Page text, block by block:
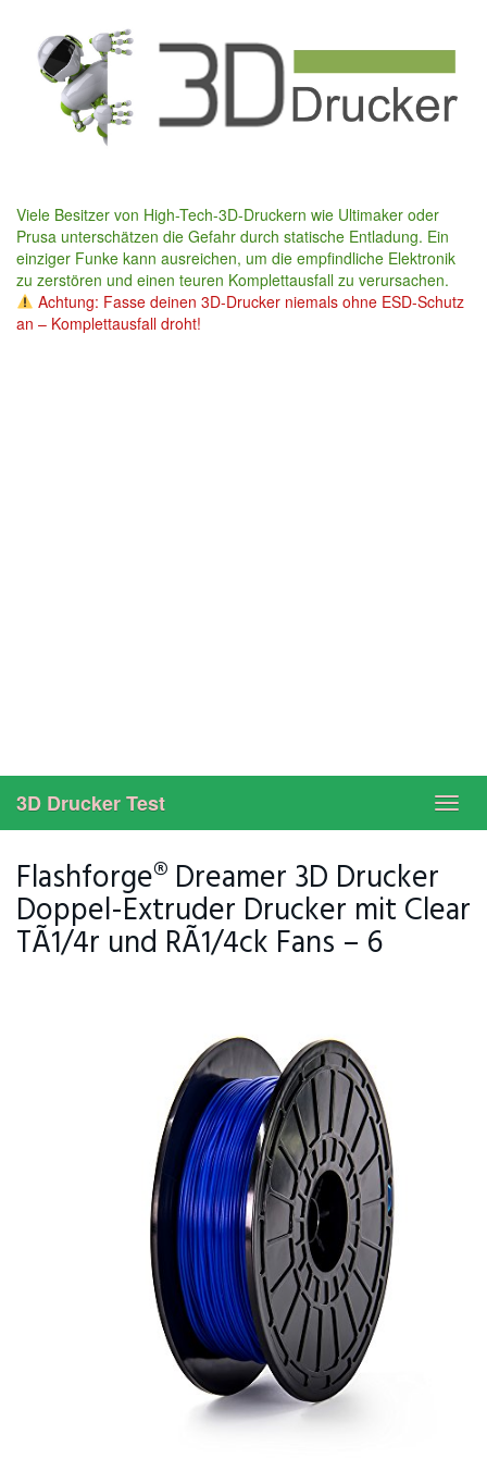
content
Viele Besitzer von High-Tech-3D-Druckern wie Ultimaker oder
Prusa unterschätzen die Gefahr durch statische Entladung. Ein
einziger Funke kann ausreichen, um die empfindliche Elektronik
zu zerstören und einen teuren Komplettausfall zu verursachen.
Achtung: Fasse deinen 3D-Drucker niemals ohne ESD-Schutz
an – Komplettausfall droht!
3D Drucker Test
Flashforge® Dreamer 3D Drucker
Doppel-Extruder Drucker mit Clear
TÃ1/4r und RÃ1/4ck Fans – 6